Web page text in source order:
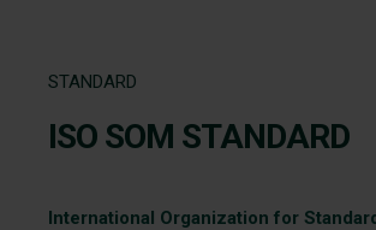
STANDARD
ISO SOM STANDARD
International Organization for